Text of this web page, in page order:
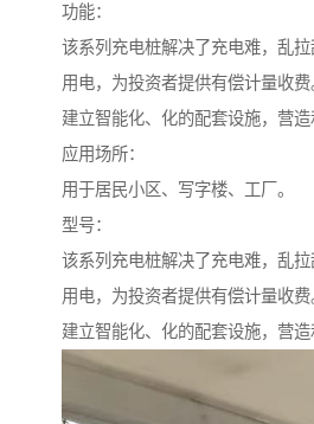
功能：
该系列充电桩解决了充电难，乱
用电，为投资者提供有偿计量收费
建立智能化、化的配套设施，营造
应用场所：
用于居民小区、写字楼、工厂。
型号：
该系列充电桩解决了充电难，乱
用电，为投资者提供有偿计量收费
建立智能化、化的配套设施，营造